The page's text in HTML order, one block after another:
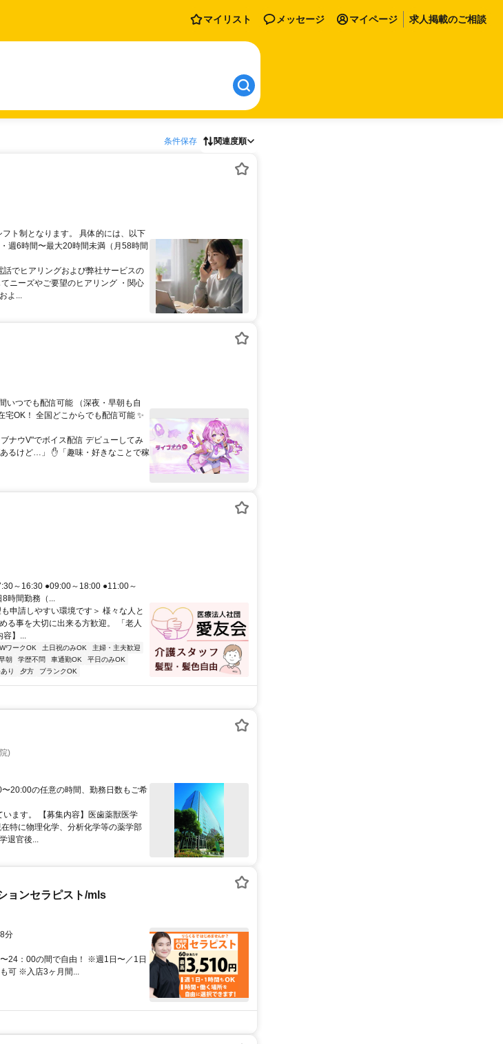
マイリスト メッセージ マイページ 求人掲載のご相談
条件保存 関連度順
ト制となります。 具体的には、以下
週6時間〜最大20時間未満（月58時間
でヒアリングおよび弊社サービスの
ニーズやご要望のヒアリング ・関心
よ...
いつでも配信可能 （深夜・早朝も自
OK！ 全国どこからでも配信可能 ✨
ナウV"でボイス配信 デビューしてみ
るけど…」 ✋「趣味・好きなことで稼
～16:30 ●09:00～18:00 ●11:00～
時間勤務（...
申請しやすい環境です＞ 様々な人と
る事を大切に出来る方歓迎。 「老人
容】...
ワークOK 土日祝のみOK
主婦・主夫歓迎
朝 学歴不問 車通勤OK
平日のみOK
り 夕方 ブランクOK
)
20:00の任意の時間、勤務日数もご希
ます。 【募集内容】医歯薬獣医学
に物理化学、分析化学等の薬学部
退官後...
ョンセラピスト/mls
分
24：00の間で自由！ ※週1日〜／1日
可 ※入店3ヶ月間...